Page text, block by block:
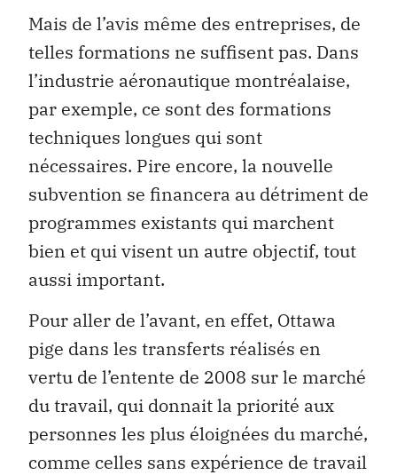
Mais de l’avis même des entreprises, de
telles formations ne suffisent pas. Dans
l’industrie aéronautique montréalaise,
par exemple, ce sont des formations
techniques longues qui sont
nécessaires. Pire encore, la nouvelle
subvention se financera au détriment de
programmes existants qui marchent
bien et qui visent un autre objectif, tout
aussi important.
Pour aller de l’avant, en effet, Ottawa
pige dans les transferts réalisés en
vertu de l’entente de 2008 sur le marché
du travail, qui donnait la priorité aux
personnes les plus éloignées du marché,
comme celles sans expérience de travail